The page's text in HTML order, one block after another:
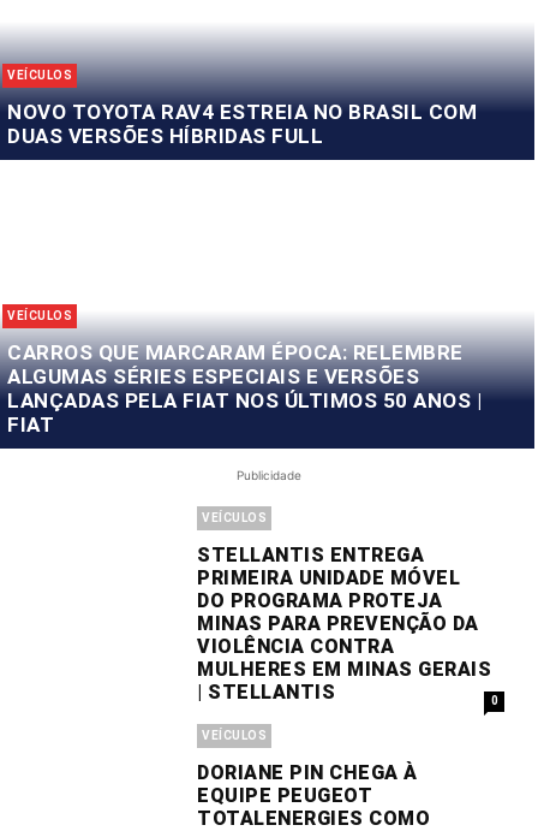
VEÍCULOS
NOVO TOYOTA RAV4 ESTREIA NO BRASIL COM
DUAS VERSÕES HÍBRIDAS FULL
VEÍCULOS
CARROS QUE MARCARAM ÉPOCA: RELEMBRE
ALGUMAS SÉRIES ESPECIAIS E VERSÕES
LANÇADAS PELA FIAT NOS ÚLTIMOS 50 ANOS |
FIAT
Publicidade
VEÍCULOS
STELLANTIS ENTREGA
PRIMEIRA UNIDADE MÓVEL
DO PROGRAMA PROTEJA
MINAS PARA PREVENÇÃO DA
VIOLÊNCIA CONTRA
MULHERES EM MINAS GERAIS
| STELLANTIS
0
VEÍCULOS
DORIANE PIN CHEGA À
EQUIPE PEUGEOT
TOTALENERGIES COMO